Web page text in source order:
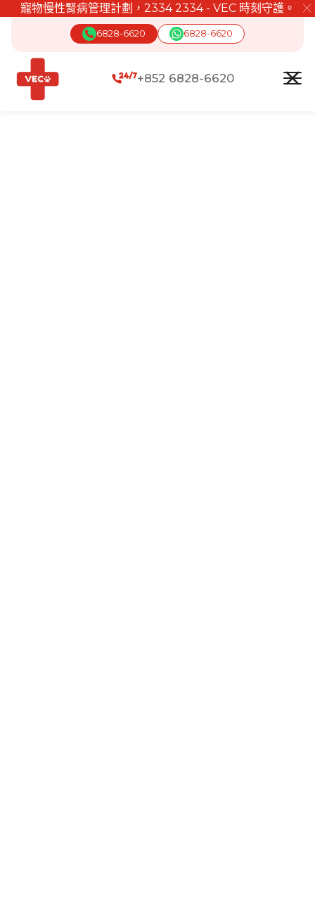
寵物慢性腎病管理計劃，2334 2334 - VEC 時刻守護。 ╳
6828-6620 6828-6620
+852 6828-6620